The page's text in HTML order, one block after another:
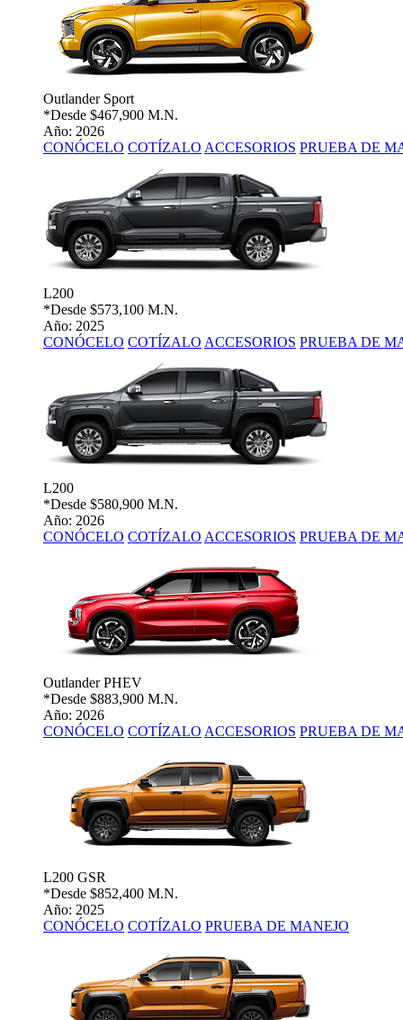
Outlander Sport
*Desde $467,900 M.N.
Año: 2026
CONÓCELO COTÍZALO ACCESORIOS PRUEBA DE
L200
*Desde $573,100 M.N.
Año: 2025
CONÓCELO COTÍZALO ACCESORIOS PRUEBA DE
L200
*Desde $580,900 M.N.
Año: 2026
CONÓCELO COTÍZALO ACCESORIOS PRUEBA DE
Outlander PHEV
*Desde $883,900 M.N.
Año: 2026
CONÓCELO COTÍZALO ACCESORIOS PRUEBA DE
L200 GSR
*Desde $852,400 M.N.
Año: 2025
CONÓCELO COTÍZALO PRUEBA DE MANEJO